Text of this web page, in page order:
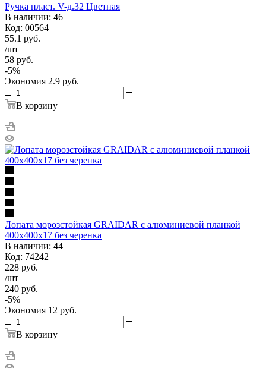
Ручка пласт. V-д.32 Цветная
В наличии: 46
Код: 00564
55.1 руб.
/шт
58 руб.
-5%
Экономия 2.9 руб.
В корзину
Лопата морозстойкая GRAIDAR с алюминиевой планкой
400х400х17 без черенка
В наличии: 44
Код: 74242
228 руб.
/шт
240 руб.
-5%
Экономия 12 руб.
В корзину